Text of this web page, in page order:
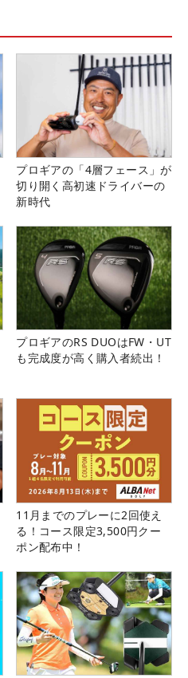
プロギアの「4層フェース」が
切り開く高初速ドライバーの
新時代
プロギアのRS DUOはFW・UT
も完成度が高く購入者続出！
11月までのプレーに2回使え
る！コース限定3,500円クー
ポン配布中！